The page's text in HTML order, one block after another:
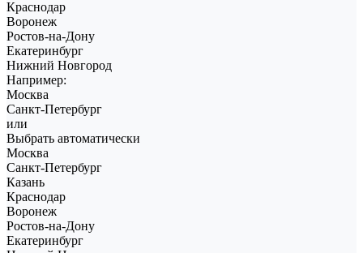
Краснодар
Воронеж
Ростов-на-Дону
Екатеринбург
Нижний Новгород
Например:
Москва
Санкт-Петербург
или
Выбрать автоматически
Москва
Санкт-Петербург
Казань
Краснодар
Воронеж
Ростов-на-Дону
Екатеринбург